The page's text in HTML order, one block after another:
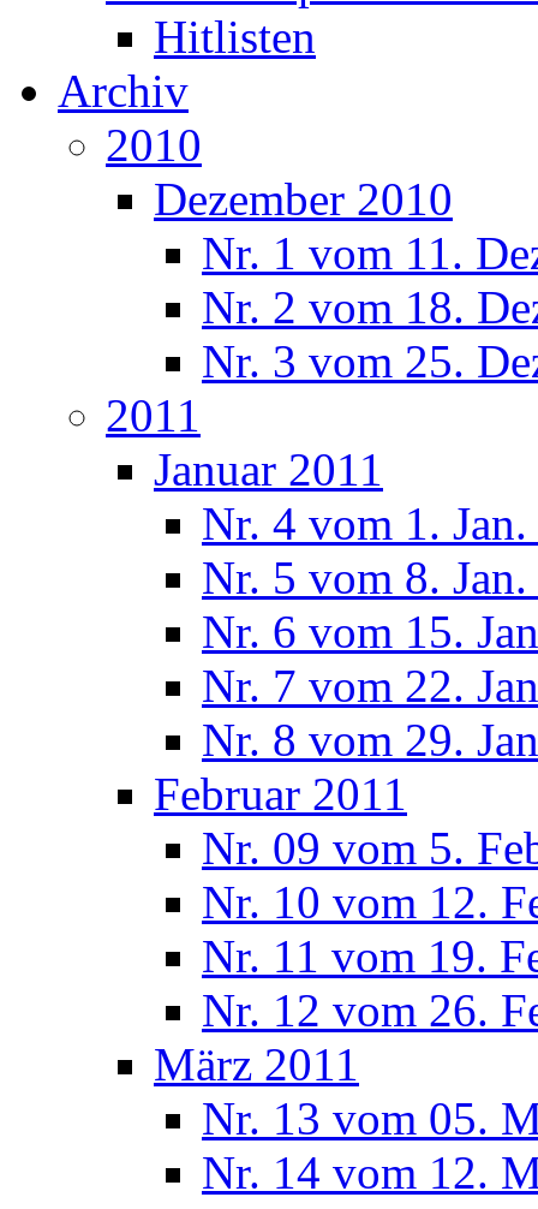
Hitlisten
Archiv
2010
Dezember 2010
Nr. 1 vom 11.
Nr. 2 vom 18.
Nr. 3 vom 25.
2011
Januar 2011
Nr. 4 vom 1.
Nr. 5 vom 8.
Nr. 6 vom 15.
Nr. 7 vom 22.
Nr. 8 vom 29.
Februar 2011
Nr. 09 vom 5.
Nr. 10 vom 12.
Nr. 11 vom 19.
Nr. 12 vom 26.
März 2011
Nr. 13 vom 05.
Nr. 14 vom 12.